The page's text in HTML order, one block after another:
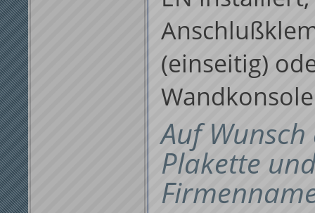
(einseitig)
Auf
Plakette